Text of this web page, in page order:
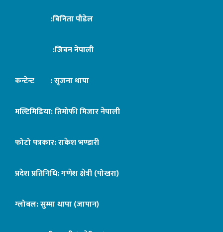
:बिनिता पौडेल
:जिबन नेपाली
कन्टेन्ट : सृजना थापा
मल्टिमिडिया: तिमोफी मिजार नेपाली
फोटो पत्रकार: राकेश भण्डारी
प्रदेश प्रतिनिधि: गणेश क्षेत्री (पोखरा)
ग्लोबल: सुम्मा थापा (जापान)